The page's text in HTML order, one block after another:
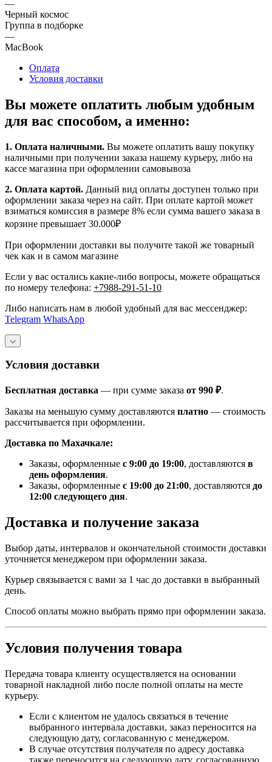
—
Черный космос
Группа в подборке
—
MacBook
Оплата
Условия доставки
Вы можете оплатить любым удобным
для вас способом, а именно:
1. Оплата наличными. Вы можете оплатить вашу покупку
наличными при получении заказа нашему курьеру, либо на
кассе магазина при оформлении самовывоза
2. Оплата картой. Данный вид оплаты доступен только при
оформлении заказа через на сайт. При оплате картой может
взиматься комиссия в размере 8% если сумма вашего заказа в
корзине превышает 30.000₽
При оформлении доставки вы получите такой же товарный
чек как и в самом магазине
Если у вас остались какие-либо вопросы, можете обращаться
по номеру телефона: +7988-291-51-10
Либо написать нам в любой удобный для вас мессенджер:
Telegram WhatsApp
Условия доставки
Бесплатная доставка — при сумме заказа от 990 ₽.
Заказы на меньшую сумму доставляются платно — стоимость
рассчитывается при оформлении.
Доставка по Махачкале:
Заказы, оформленные с 9:00 до 19:00, доставляются в
день оформления.
Заказы, оформленные с 19:00 до 21:00, доставляются до
12:00 следующего дня.
Доставка и получение заказа
Выбор даты, интервалов и окончательной стоимости доставки
уточняется менеджером при оформлении заказа.
Курьер связывается с вами за 1 час до доставки в выбранный
день.
Способ оплаты можно выбрать прямо при оформлении заказа.
Условия получения товара
Передача товара клиенту осуществляется на основании
товарной накладной либо после полной оплаты на месте
курьеру.
Если с клиентом не удалось связаться в течение
выбранного интервала доставки, заказ переносится на
следующую дату, согласованную с менеджером.
В случае отсутствия получателя по адресу доставка
также переносится на следующую дату, согласованную